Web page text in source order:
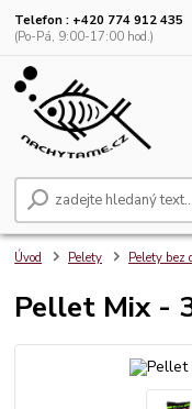
Telefon : +420 774 912 435
(Po-Pá, 9:00-17:00 hod.)
Úvod Pelety Pelety bez
Pellet Mix -